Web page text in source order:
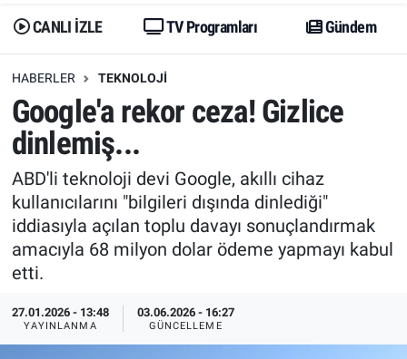
CANLI İZLE TV Programları Gündem
HABERLER TEKNOLOJI
Google'a rekor ceza! Gizlice
dinlemiş...
ABD'li teknoloji devi Google, akıllı cihaz
kullanıcılarını "bilgileri dışında dinlediği"
iddiasıyla açılan toplu davayı sonuçlandırmak
amacıyla 68 milyon dolar ödeme yapmayı kabul
etti.
27.01.2026 - 13:48
YAYINLANMA
03.06.2026 - 16:27
GÜNCELLEME
Dünya
Erişim Bilgileri
Ekonomi
Trend
Özel Haberler
Trend
Erişim Bilgileri
Spor
Ekonomi
Dünya
Trafik Durumu
Erişim Bilgileri
Tüm Manşetler
Son Dakika Haberleri
Haber Arşivi